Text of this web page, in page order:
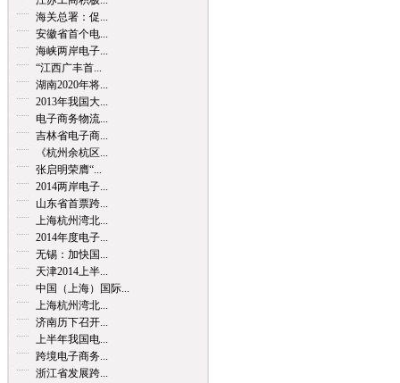
海关总署：促...
安徽省首个电...
海峡两岸电子...
“江西广丰首...
湖南2020年将...
2013年我国大...
电子商务物流...
吉林省电子商...
《杭州余杭区...
张启明荣膺“...
2014两岸电子...
山东省首票跨...
上海杭州湾北...
2014年度电子...
无锡：加快国...
天津2014上半...
中国（上海）国际...
上海杭州湾北...
济南历下召开...
上半年我国电...
跨境电子商务...
浙江省发展跨...